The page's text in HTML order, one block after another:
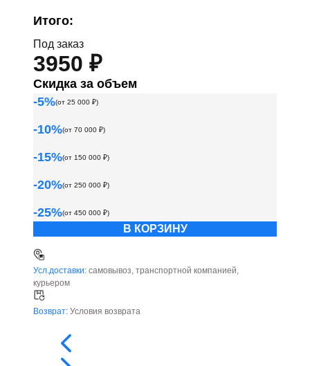
Итого:
Под заказ
3950 ₽
Скидка за объем
-5%(от 25 000 ₽)
-10%(от 70 000 ₽)
-15%(от 150 000 ₽)
-20%(от 250 000 ₽)
-25%(от 450 000 ₽)
В КОРЗИНУ
Усл.доставки: самовывоз, транспортной компанией,
курьером
Возврат: Условия возврата